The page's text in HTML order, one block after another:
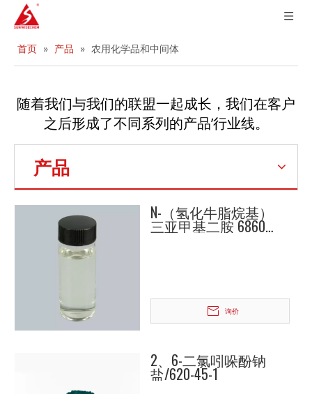
首页 » 产品 » 农用化学品和中间体
随着我们与我们的联盟一起成长，我们在客户
之后形成了不同系列的产品’行业线。
产品
N-（氢化牛脂烷基）
三亚甲基二胺 68603-
64-5
询价
2、6-二氯吲哚酚钠
盐/620-45-1